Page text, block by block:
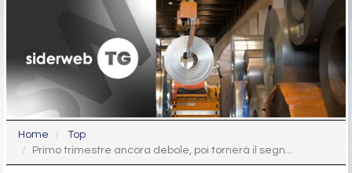
Home
Top
Primo trimestre ancora debole, poi tornerà il segn...